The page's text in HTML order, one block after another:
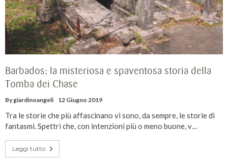
Barbados: la misteriosa e spaventosa storia della
Tomba dei Chase
Bygiardinoangeli 12 Giugno 2019
Tra le storie che più affascinano vi sono, da sempre, le storie di
fantasmi. Spettri che, con intenzioni più o meno buone, v…
Leggi tutto